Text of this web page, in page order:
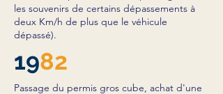
les souvenirs de certains dépassements à
deux Km/h de plus que le véhicule
dépassé).
1982
Passage du permis gros cube, achat d'une